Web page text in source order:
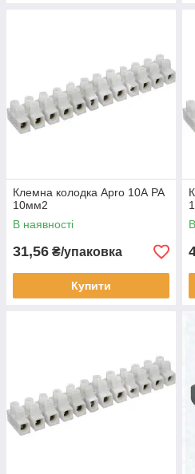
Клемна колодка Apro 10А PA
10мм2
В наявності
31,56 ₴/упаковка
Купити